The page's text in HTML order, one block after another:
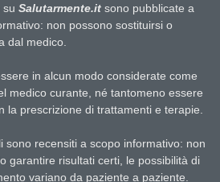
su Salutarmente.it sono pubblicate a
non possono sostituirsi o
dal medico.
in alcun modo considerate come
medico curante, né tantomeno essere
la prescrizione di trattamenti e terapie.
sono recensiti a scopo informativo: non
garantire risultati certi, le possibilità di
variano da paziente a paziente.